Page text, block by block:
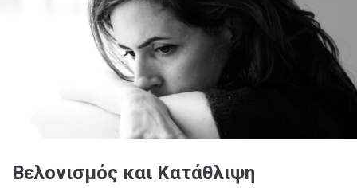
Βελονισμός και Κατάθλιψη